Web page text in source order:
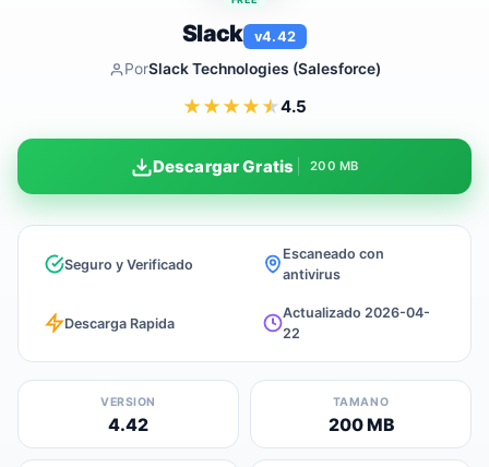
Slack v4.42
PorSlack Technologies (Salesforce)
★★★★★4.5
Descargar Gratis 200 MB
Seguro y Verificado
Escaneado con
antivirus
Descarga Rapida
Actualizado 2026-04-
22
VERSION
4.42
TAMANO
200 MB